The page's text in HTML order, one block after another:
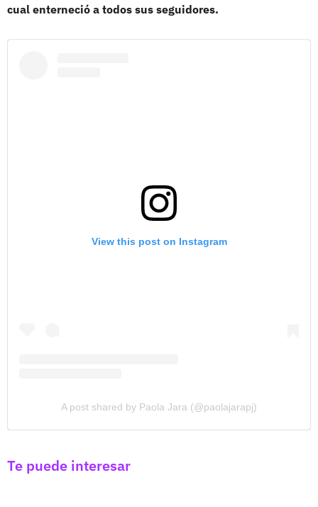
cual enterneció a todos sus seguidores.
View this post on Instagram
A post shared by Paola Jara (@paolajarapj)
Te puede interesar